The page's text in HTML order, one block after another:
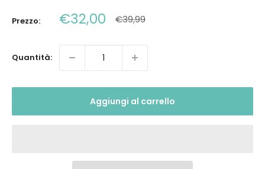
Prezzo: Prezzo
scontato
€32,00 Prezzo
€39,99
Quantità:
Aggiungi al carrello